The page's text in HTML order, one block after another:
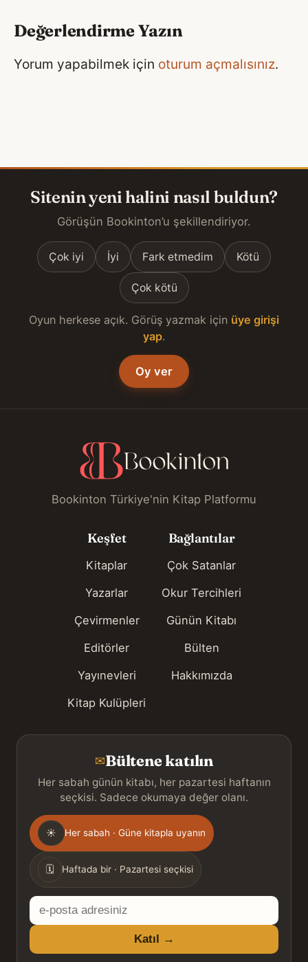
Değerlendirme Yazın
Yorum yapabilmek için oturum açmalısınız.
Sitenin yeni halini nasıl buldun?
Görüşün Bookinton’u şekillendiriyor.
Çok iyi İyi Fark etmedim Kötü
Çok kötü
Oyun herkese açık. Görüş yazmak için üye girişi
yap.
Oy ver
Bookinton Türkiye'nin Kitap Platformu
Keşfet
Kitaplar
Yazarlar
Çevirmenler
Editörler
Yayınevleri
Kitap Kulüpleri
Bağlantılar
Çok Satanlar
Okur Tercihleri
Günün Kitabı
Bülten
Hakkımızda
✉Bültene katılın
Her sabah günün kitabı, her pazartesi haftanın
seçkisi. Sadece okumaya değer olanı.
Gönderim
sıklığı
☀ Her sabah · Güne kitapla uyanın
🗓 Haftada bir · Pazartesi seçkisi
E-
posta
adresiniz
Katıl →